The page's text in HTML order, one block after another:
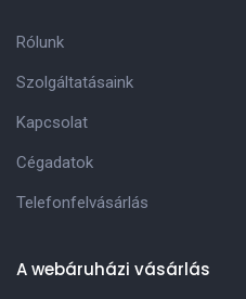
Rólunk
Szolgáltatásaink
Kapcsolat
Cégadatok
Telefonfelvásárlás
A webáruházi vásárlás